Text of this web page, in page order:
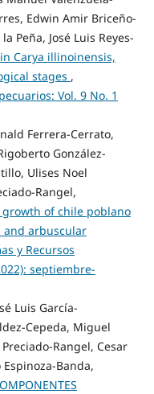
Edwin Amir Briceño-
Peña, José Luis Reyes-
Carya illinoinensis,
stages ,
Vol. 9 No. 1
Ferrera-Cerrato,
González-
Ulises Noel
Rangel,
of chile poblano
arbuscular
y Recursos
septiembre-
Luis García-
Cepeda, Miguel
Rangel, Cesar
Banda,